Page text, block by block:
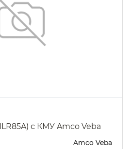
с КМУ Amco Veba
Amco Veba